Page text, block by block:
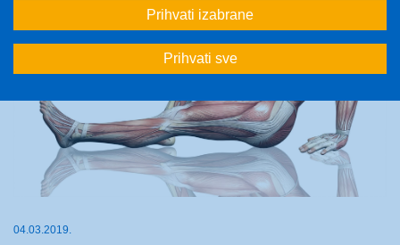
04.03.2019.
Prihvati izabrane
Prihvati sve